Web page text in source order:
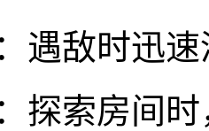
遇敌时迅
探索房间